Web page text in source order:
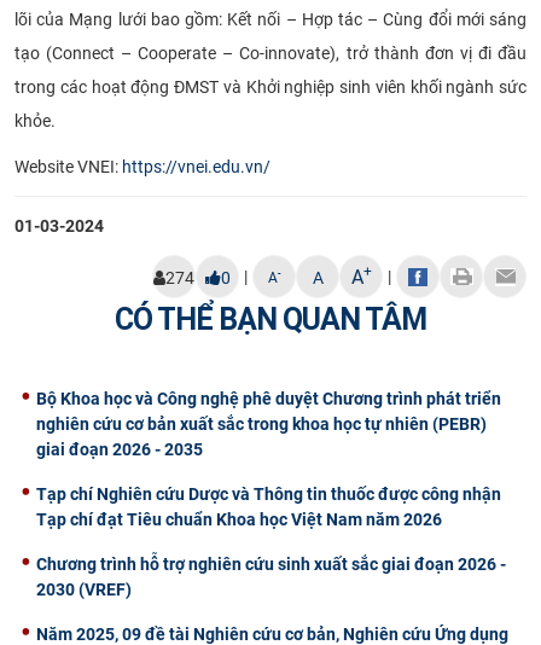
lõi của Mạng lưới bao gồm: Kết nối – Hợp tác – Cùng đổi mới sáng
tạo (Connect – Cooperate – Co-innovate), trở thành đơn vị đi đầu
trong các hoạt động ĐMST và Khởi nghiệp sinh viên khối ngành sức
khỏe.
Website VNEI: https://vnei.edu.vn/
01-03-2024
274 0 | A- A A+ |
CÓ THỂ BẠN QUAN TÂM
Bộ Khoa học và Công nghệ phê duyệt Chương trình phát triển
nghiên cứu cơ bản xuất sắc trong khoa học tự nhiên (PEBR)
giai đoạn 2026 - 2035
Tạp chí Nghiên cứu Dược và Thông tin thuốc được công nhận
Tạp chí đạt Tiêu chuẩn Khoa học Việt Nam năm 2026
Chương trình hỗ trợ nghiên cứu sinh xuất sắc giai đoạn 2026 -
2030 (VREF)
Năm 2025, 09 đề tài Nghiên cứu cơ bản, Nghiên cứu Ứng dụng